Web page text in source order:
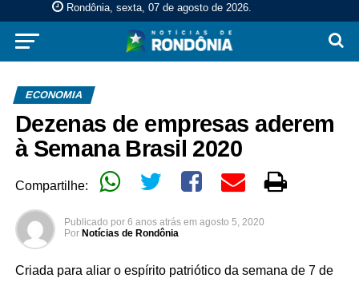
Rondônia, sexta, 07 de agosto de 2026.
ECONOMIA
Dezenas de empresas aderem
à Semana Brasil 2020
Compartilhe:
Publicado por 6 anos atrás em agosto 5, 2020
Por Notícias de Rondônia
Criada para aliar o espírito patriótico da semana de 7 de